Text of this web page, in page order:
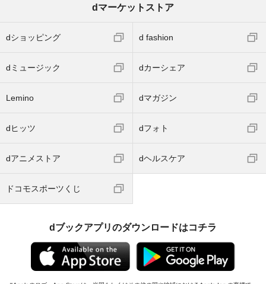
dマーケットストア
dショッピング d fashion
dミュージック dカーシェア
Lemino dマガジン
dヒッツ dフォト
dアニメストア dヘルスケア
ドコモスポーツくじ
dブックアプリのダウンロードはコチラ